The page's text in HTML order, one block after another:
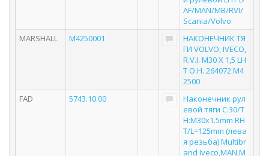
AF/MAN/MB/RVI/
Scania/Volvo
MARSHALL
M4250001
НАКОНЕЧНИК ТЯ
ГИ VOLVO, IVECO,
R.V.I. M30 X 1,5 LH
T О.Н. 264072 M4
2500
FAD
5743.10.00
Наконечник рул
евой тяги C:30/T
H:M30x1.5mm RH
T/L=125mm (лева
я резьба) Multibr
and Iveco,MAN,M